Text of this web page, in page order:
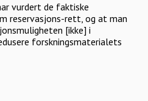
vurdert de faktiske
reservasjons-rett, og at man
[ikke] i
forskningsmaterialets